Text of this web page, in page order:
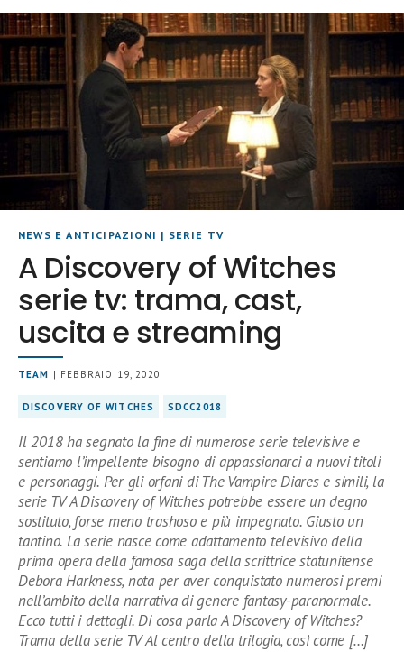
NEWS E ANTICIPAZIONI | SERIE TV
A Discovery of Witches
serie tv: trama, cast,
uscita e streaming
TEAM | FEBBRAIO 19, 2020
DISCOVERY OF WITCHES SDCC2018
Il 2018 ha segnato la fine di numerose serie televisive e
sentiamo l’impellente bisogno di appassionarci a nuovi titoli
e personaggi. Per gli orfani di The Vampire Diares e simili, la
serie TV A Discovery of Witches potrebbe essere un degno
sostituto, forse meno trashoso e più impegnato. Giusto un
tantino. La serie nasce come adattamento televisivo della
prima opera della famosa saga della scrittrice statunitense
Debora Harkness, nota per aver conquistato numerosi premi
nell’ambito della narrativa di genere fantasy-paranormale.
Ecco tutti i dettagli. Di cosa parla A Discovery of Witches?
Trama della serie TV Al centro della trilogia, così come […]